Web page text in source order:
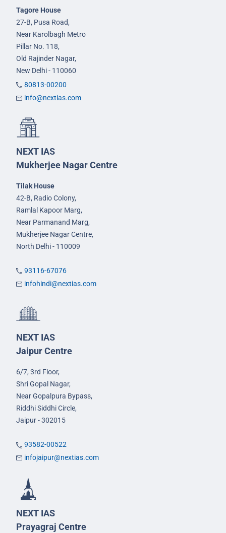
Tagore House
27-B, Pusa Road,
Near Karolbagh Metro
Pillar No. 118,
Old Rajinder Nagar,
New Delhi - 110060
80813-00200
info@nextias.com
NEXT IAS
Mukherjee Nagar Centre
Tilak House
42-B, Radio Colony,
Ramlal Kapoor Marg,
Near Parmanand Marg,
Mukherjee Nagar Centre,
North Delhi - 110009
93116-67076
infohindi@nextias.com
NEXT IAS
Jaipur Centre
6/7, 3rd Floor,
Shri Gopal Nagar,
Near Gopalpura Bypass,
Riddhi Siddhi Circle,
Jaipur - 302015
93582-00522
infojaipur@nextias.com
NEXT IAS
Prayagraj Centre